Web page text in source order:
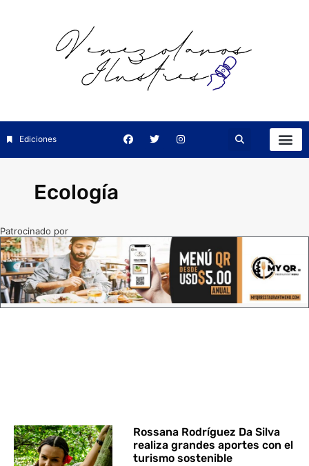
Ediciones
Ecología
Patrocinado por
Rossana Rodríguez Da Silva
realiza grandes aportes con el
turismo sostenible